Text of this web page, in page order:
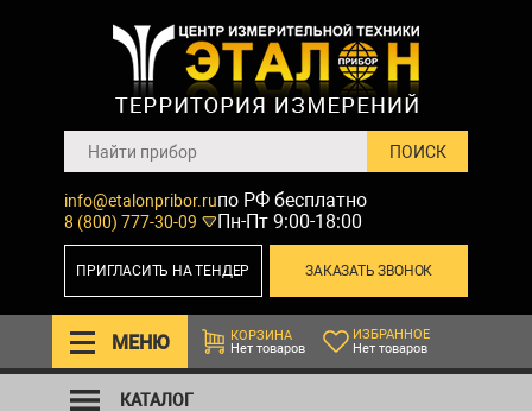
info@etalonpribor.ru
8 (800) 777-30-09
по РФ бесплатно
Пн-Пт 9:00-18:00
ЗАКАЗАТЬ ЗВОНОК
ПРИГЛАСИТЬ НА ТЕНДЕР
МЕНЮ
КОРЗИНА
Нет товаров
ИЗБРАННОЕ
Нет товаров
КАТАЛОГ